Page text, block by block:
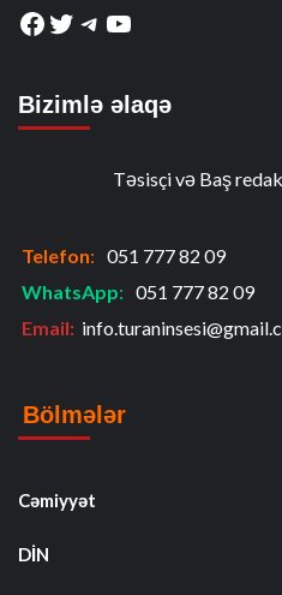
Facebook
Twitter
Telegram
YouTube
Bizimlə əlaqə
Təsisçi və Baş
Telefon: 051 777 82 09
WhatsApp: 051 777 82 09
Email:
Bölmələr
Cəmiyyət
DİN